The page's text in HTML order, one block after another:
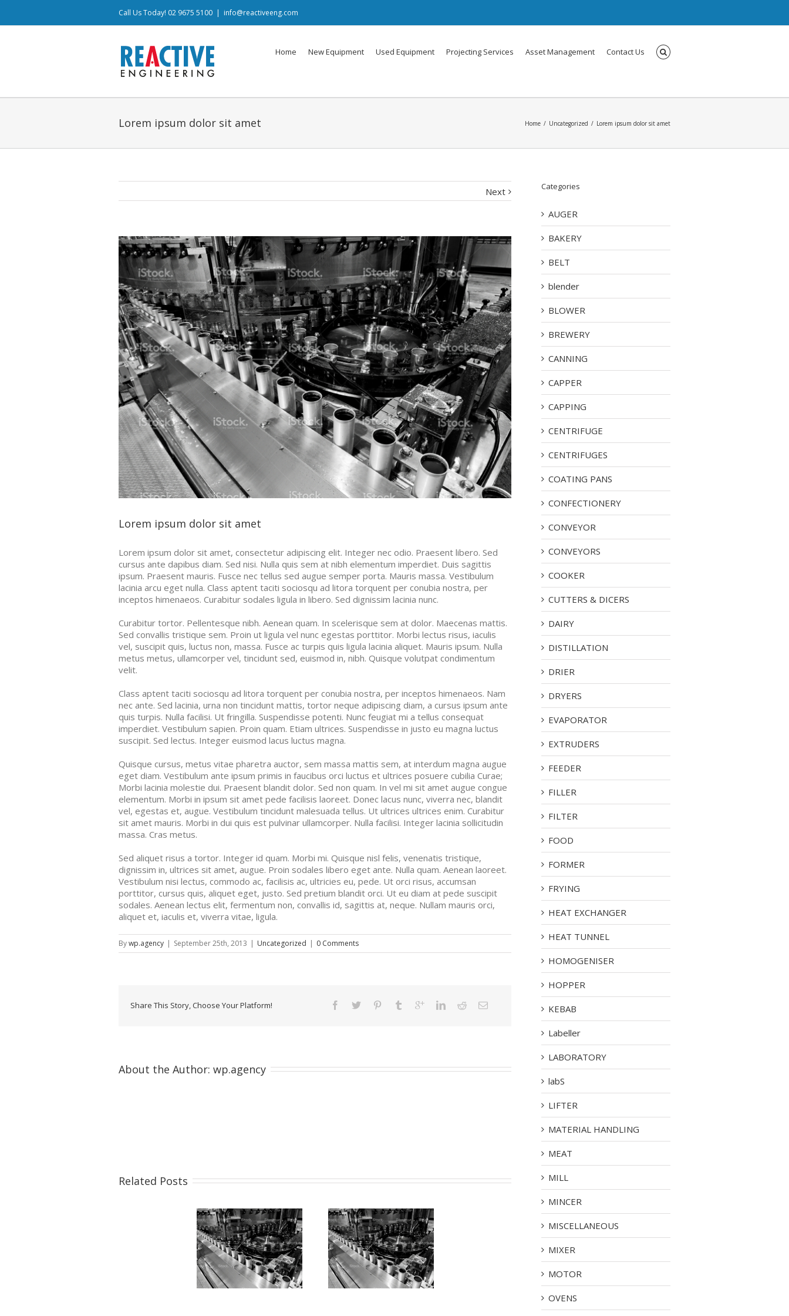
Call Us Today! 02 9675 5100 | info@reactiveeng.com
Home New Equipment Used Equipment Projecting Services Asset Management Contact Us
Lorem ipsum dolor sit amet Home Uncategorized Lorem ipsum dolor sit amet
Next
Lorem ipsum dolor sit amet
Lorem ipsum dolor sit amet, consectetur adipiscing elit. Integer nec odio. Praesent libero. Sed
cursus ante dapibus diam. Sed nisi. Nulla quis sem at nibh elementum imperdiet. Duis sagittis
ipsum. Praesent mauris. Fusce nec tellus sed augue semper porta. Mauris massa. Vestibulum
lacinia arcu eget nulla. Class aptent taciti sociosqu ad litora torquent per conubia nostra, per
inceptos himenaeos. Curabitur sodales ligula in libero. Sed dignissim lacinia nunc.
Curabitur tortor. Pellentesque nibh. Aenean quam. In scelerisque sem at dolor. Maecenas mattis.
Sed convallis tristique sem. Proin ut ligula vel nunc egestas porttitor. Morbi lectus risus, iaculis
vel, suscipit quis, luctus non, massa. Fusce ac turpis quis ligula lacinia aliquet. Mauris ipsum. Nulla
metus metus, ullamcorper vel, tincidunt sed, euismod in, nibh. Quisque volutpat condimentum
velit.
Class aptent taciti sociosqu ad litora torquent per conubia nostra, per inceptos himenaeos. Nam
nec ante. Sed lacinia, urna non tincidunt mattis, tortor neque adipiscing diam, a cursus ipsum ante
quis turpis. Nulla facilisi. Ut fringilla. Suspendisse potenti. Nunc feugiat mi a tellus consequat
imperdiet. Vestibulum sapien. Proin quam. Etiam ultrices. Suspendisse in justo eu magna luctus
suscipit. Sed lectus. Integer euismod lacus luctus magna.
Quisque cursus, metus vitae pharetra auctor, sem massa mattis sem, at interdum magna augue
eget diam. Vestibulum ante ipsum primis in faucibus orci luctus et ultrices posuere cubilia Curae;
Morbi lacinia molestie dui. Praesent blandit dolor. Sed non quam. In vel mi sit amet augue congue
elementum. Morbi in ipsum sit amet pede facilisis laoreet. Donec lacus nunc, viverra nec, blandit
vel, egestas et, augue. Vestibulum tincidunt malesuada tellus. Ut ultrices ultrices enim. Curabitur
sit amet mauris. Morbi in dui quis est pulvinar ullamcorper. Nulla facilisi. Integer lacinia sollicitudin
massa. Cras metus.
Sed aliquet risus a tortor. Integer id quam. Morbi mi. Quisque nisl felis, venenatis tristique,
dignissim in, ultrices sit amet, augue. Proin sodales libero eget ante. Nulla quam. Aenean laoreet.
Vestibulum nisi lectus, commodo ac, facilisis ac, ultricies eu, pede. Ut orci risus, accumsan
porttitor, cursus quis, aliquet eget, justo. Sed pretium blandit orci. Ut eu diam at pede suscipit
sodales. Aenean lectus elit, fermentum non, convallis id, sagittis at, neque. Nullam mauris orci,
aliquet et, iaculis et, viverra vitae, ligula.
Bywp.agency | September 25th, 2013 | Uncategorized | 0 Comments
Share This Story, Choose Your Platform!
About the Author: wp.agency
Related Posts
Quisque nisl felis
Categories
AUGER
BAKERY
BELT
blender
BLOWER
BREWERY
CANNING
CAPPER
CAPPING
CENTRIFUGE
CENTRIFUGES
COATING PANS
CONFECTIONERY
CONVEYOR
CONVEYORS
COOKER
CUTTERS & DICERS
DAIRY
DISTILLATION
DRIER
DRYERS
EVAPORATOR
EXTRUDERS
FEEDER
FILLER
FILTER
FOOD
FORMER
FRYING
HEAT EXCHANGER
HEAT TUNNEL
HOMOGENISER
HOPPER
KEBAB
Labeller
LABORATORY
labS
LIFTER
MATERIAL HANDLING
MEAT
MILL
MINCER
MISCELLANEOUS
MIXER
MOTOR
OVENS